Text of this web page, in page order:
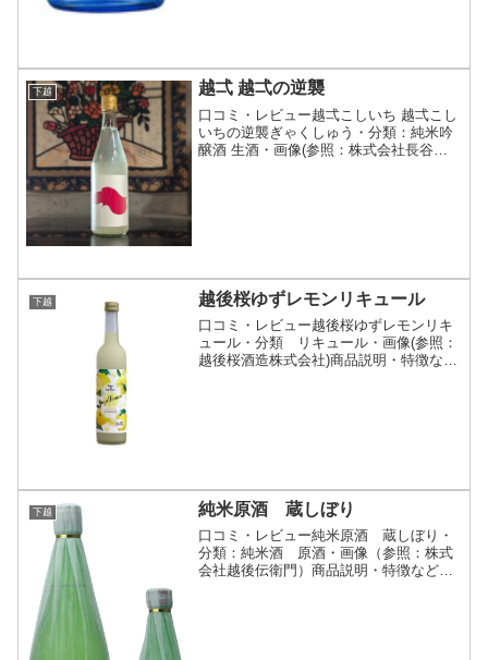
下越 越弌 越弌の逆襲
口コミ・レビュー越弌こしいち 越弌こし
いちの逆襲ぎゃくしゅう・分類：純米吟
醸酒 生酒・画像(参照：株式会社長谷川
下越 越後桜ゆずレモンリキュール
口コミ・レビュー越後桜ゆずレモンリキ
ュール・分類 リキュール・画像(参照：
越後桜酒造株式会社)商品説明・特徴など
下越 純米原酒 蔵しぼり
口コミ・レビュー純米原酒 蔵しぼり・
分類：純米酒 原酒・画像（参照：株式
会社越後伝衛門）商品説明・特徴など